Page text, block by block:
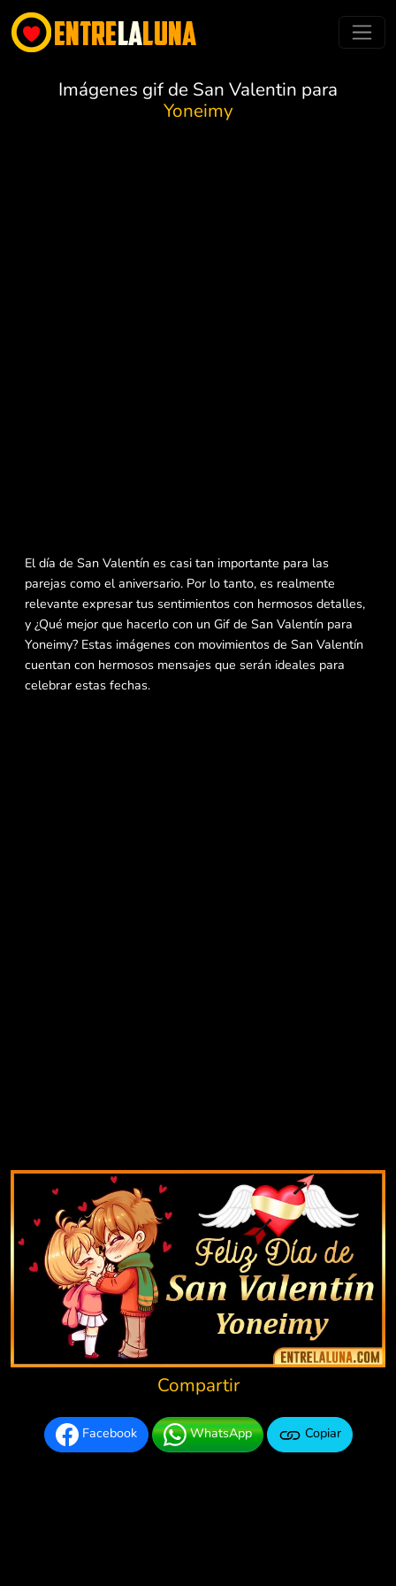
Imágenes gif de San Valentin para
Yoneimy
El día de San Valentín es casi tan importante para las
parejas como el aniversario. Por lo tanto, es realmente
relevante expresar tus sentimientos con hermosos detalles,
y ¿Qué mejor que hacerlo con un Gif de San Valentín para
Yoneimy? Estas imágenes con movimientos de San Valentín
cuentan con hermosos mensajes que serán ideales para
celebrar estas fechas.
Compartir
Facebook WhatsApp Copiar